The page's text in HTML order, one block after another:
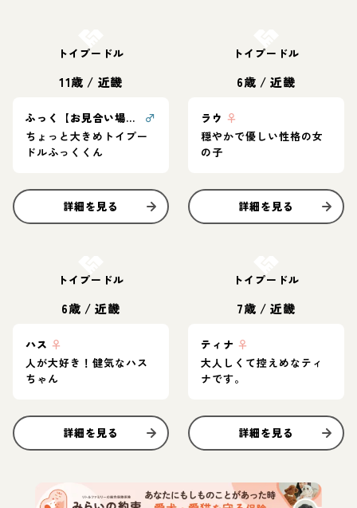
トイプードル
11歳 / 近畿
ふっく【お見合い場所：東京】
♂
ちょっと大きめトイプー
ドルふっくくん
詳細を見る
トイプードル
6歳 /近畿
ラウ ♀
穏やかで優しい性格の女
の子
詳細を見る
トイプードル
6歳 /近畿
ハス ♀
人が大好き！健気なハス
ちゃん
詳細を見る
トイプードル
7歳 /近畿
ティナ ♀
大人しくて控えめなティ
ナです。
詳細を見る